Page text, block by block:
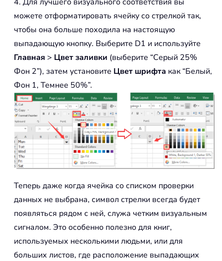
можете отформатировать ячейку со стрелкой так,
чтобы она больше походила на настоящую
выпадающую кнопку. Выберите D1 и используйте
Главная > Цвет заливки (выберите “Серый 25%
Фон 2”), затем установите Цвет шрифта как “Белый,
Фон 1, Темнее 50%”.
Теперь даже когда ячейка со списком проверки
данных не выбрана, символ стрелки всегда будет
появляться рядом с ней, служа четким визуальным
сигналом. Это особенно полезно для книг,
используемых несколькими людьми, или для
больших листов, где расположение выпадающих